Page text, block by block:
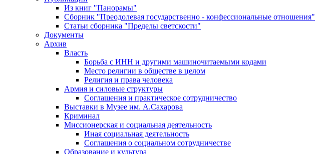
Из книг "Панорамы"
Сборник "Преодолевая государственно - конфессиональные отношения"
Статьи сборника "Пределы светскости"
Документы
Архив
Власть
Борьба с ИНН и другими машиночитаемыми кодами
Место религии в обществе в целом
Религия и права человека
Армия и силовые структуры
Соглашения и практическое сотрудничество
Выставки в Музее им. А.Сахарова
Криминал
Миссионерская и социальная деятельность
Иная социальная деятельность
Соглашения о социальном сотрудничестве
Образование и культура